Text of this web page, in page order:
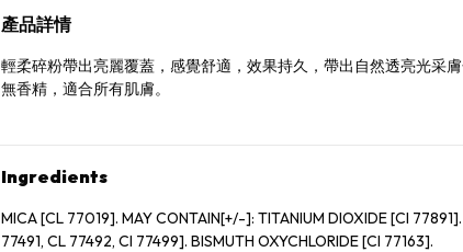
產品詳情
輕柔碎粉帶出亮麗覆蓋，感覺舒適，效果持久，帶出自然透亮光采膚
無香精，適合所有肌膚。
Ingredients
MICA [CL 77019]. MAY CONTAIN[+/-]: TITANIUM DIOXIDE [CI 77891]. IRON OXIDES [CL 77489. CL
77491, CL 77492, CI 77499]. BISMUTH OXYCHLORIDE [CI 77163].